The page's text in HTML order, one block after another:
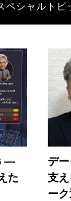
ペシャルトピ
―
た
デ
支
ーク